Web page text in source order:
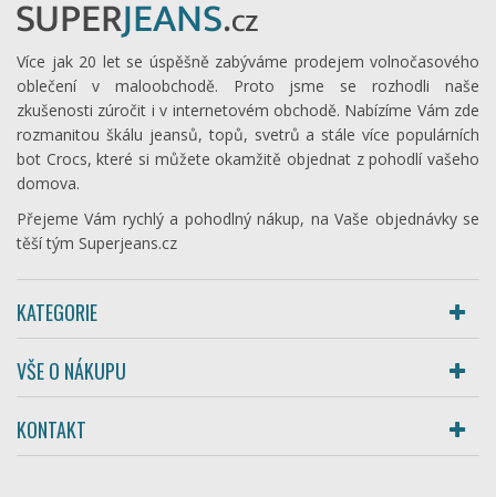
Více jak 20 let se úspěšně zabýváme prodejem volnočasového
oblečení v maloobchodě. Proto jsme se rozhodli naše
zkušenosti zúročit i v internetovém obchodě. Nabízíme Vám zde
rozmanitou škálu jeansů, topů, svetrů a stále více populárních
bot Crocs, které si můžete okamžitě objednat z pohodlí vašeho
domova.
Přejeme Vám rychlý a pohodlný nákup, na Vaše objednávky se
těší tým Superjeans.cz
KATEGORIE
VŠE O NÁKUPU
KONTAKT